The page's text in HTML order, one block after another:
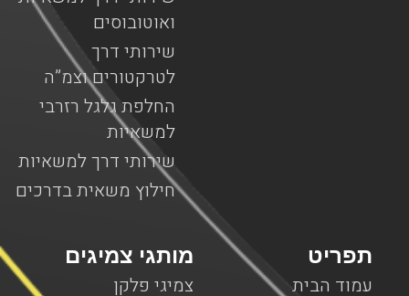
ואוטובוסים
שירותי דרך
לטרקטורים וצמ”ה
החלפת גלגל רזרבי
למשאיות
שירותי דרך למשאיות
חילוץ משאית בדרכים
מותגי צמיגים
צמיגי פלקן
תפריט
עמוד הבית